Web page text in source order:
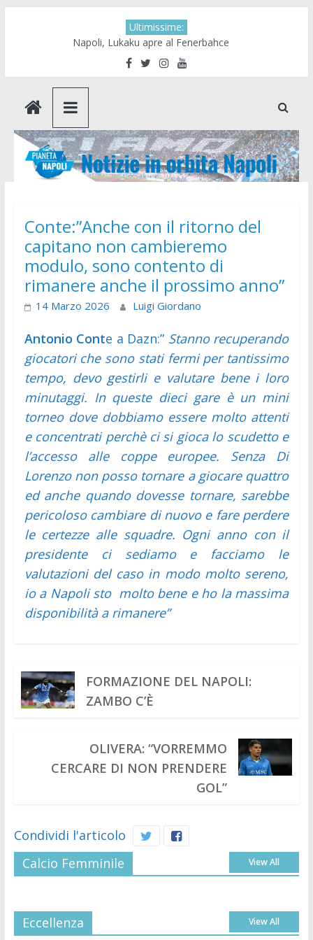
Ultimissime:
Napoli, Lukaku apre al Fenerbahce
Branchini:” Sono a Castel di Sangro
per Max non ho parlato con lui di
G.Jesus”
Agenti di Anguissa presenti al Patini
basso, si e’ rivisto Neres
Al Napoli piace Musso
Napoli.
Notizie
in
Orbita
Napoli
Pianetanapoli.it
tutti:
tifosi,
appassionati
addetti
lavori.
Per
esserlo,
staff
di
professionisti,
soprattutto
legati
alle
sorti
del
nel
bene
Conte:”Anche con il ritorno del
capitano non cambieremo
modulo, sono contento di
rimanere anche il prossimo anno”
14 Marzo 2026 Luigi Giordano
Antonio Conte a Dazn:” Stanno recuperando
giocatori che sono stati fermi per tantissimo
tempo, devo gestirli e valutare bene i loro
minutaggi. In queste dieci gare è un mini
torneo dove dobbiamo essere molto attenti
e concentrati perchè ci si gioca lo scudetto e
l’accesso alle coppe europee. Senza Di
Lorenzo non posso tornare a giocare quattro
ed anche quando dovesse tornare, sarebbe
pericoloso cambiare di nuovo e fare perdere
le certezze alle squadre. Ogni anno con il
presidente ci sediamo e facciamo le
valutazioni del caso in modo molto sereno,
io a Napoli sto molto bene e ho la massima
disponibilità a rimanere”
FORMAZIONE DEL NAPOLI:
ZAMBO C’È
OLIVERA: “VORREMMO
CERCARE DI NON PRENDERE
GOL”
Condividi l'articolo
Calcio Femminile
View All
Eccellenza View All